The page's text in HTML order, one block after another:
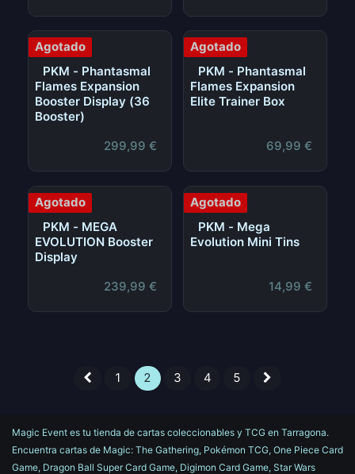
Agotado
PKM - Phantasmal
Flames Expansion
Booster Display (36
Booster)
299,99 €
Agotado
PKM - Phantasmal
Flames Expansion
Elite Trainer Box
69,99 €
Agotado
PKM - MEGA
EVOLUTION Booster
Display
239,99 €
Agotado
PKM - Mega
Evolution Mini Tins
14,99 €
1 2 3 4 5
Magic Event es tu tienda de cartas coleccionables y TCG en Tarragona.
Encuentra cartas de Magic: The Gathering, Pokémon TCG, One Piece Card
Game, Dragon Ball Super Card Game, Digimon Card Game, Star Wars